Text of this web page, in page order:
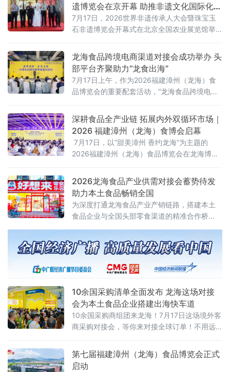
遗博览会在京开幕 助推非遗文化国际化发
展
7月17日，2026世界非遗传承人大会暨珠宝玉
石非遗博览会开幕式在北京全国农业展览馆举
专家、非遗传承人、侨领外宾及媒体代表，旨
在共同探讨非物质文化遗产的保护传承与创新
发展路径，推动非遗产业向国际化、普惠化迈
进。
龙海食品跨境电商渠道对接会成功举办 头
部平台齐聚助力“龙食出海”
7月17日上午，作为2026福建漳州（龙海）食
品博览会的重要配套活动，“龙海食品跨境电商
素有“中国休闲食品名城”美誉，拥有超900家
SC认证食品企业，产品覆盖全品类休闲食品，
远销全球百余个国家和地区。本次对接会紧
扣“数智赋能·龙食出海”主题，正是为本土食品
企业加速拓展海外市场精准铺路。 亚马逊、京
深耕食品全产业链 拓展内外双循环市场｜
2026 福建漳州（龙海）食博会启幕
7月17日，以“甜美漳州 香约龙海”为主题的
2026福建漳州（龙海）食品博览会在龙海博览
示、产业招商、产销对接、跨境出海、品牌孵
化、文旅融合于一体的食品全产业链专业交流
平台，海内外政企代表、行业专家、采购商、
媒体从业者齐聚一堂，共话食品产业高质量发
展新机遇。
2026龙海食品产业供需对接会蓄势待发
助力本土食品畅销全国
为深度打通龙海食品产业产销链路，搭建本土
食品企业与全国头部零食渠道的精准合作桥
痛点，全方位赋能龙海食品产业规模化、高质
量发展。
10余国采购清单全面发布 龙海这场对接
会为本土食品企业搭建出海快车道
10余国采购商组团来龙海！7月17日这场境外客
商采购对接会，等你来对接全球订单！不用远
你家门口！2026福建漳州（龙海）食品博览会
期间，一场专为本地企业量身打造的境外客商
第七届福建漳州（龙海）食品博览会正式
启动